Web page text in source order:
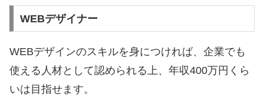
WEBデザイナー
WEBデザインのスキルを身につければ、企業でも
使える人材として認められる上、年収400万円くら
いは目指せます。